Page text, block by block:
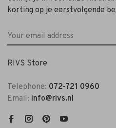
korting op je eerstvolgende
RIVS Store
Telephone: 072-721 0960
Email: info@rivs.nl